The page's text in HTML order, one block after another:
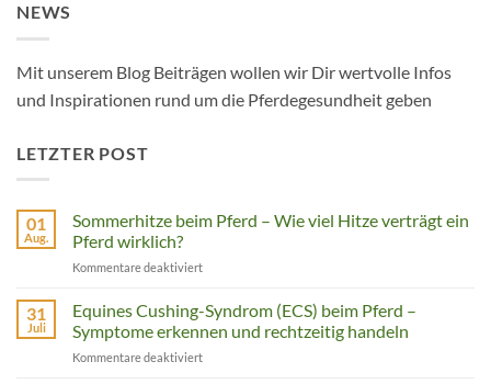
NEWS
Mit unserem Blog Beiträgen wollen wir Dir wertvolle Infos
und Inspirationen rund um die Pferdegesundheit geben
LETZTER POST
01
Aug.
Sommerhitze beim Pferd – Wie viel Hitze verträgt ein
Pferd wirklich?
Kommentare deaktiviertfür
beim
Pferd
–
Wie
31
Juli
Equines Cushing-Syndrom (ECS) beim Pferd –
Symptome erkennen und rechtzeitig handeln
Kommentare deaktiviertfür